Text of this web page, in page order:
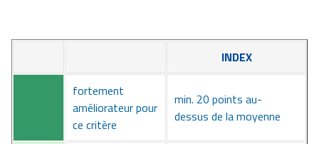
INDEX
fortement
améliorateur pour
ce critère
min. 20 points au-
dessus de la moyenne